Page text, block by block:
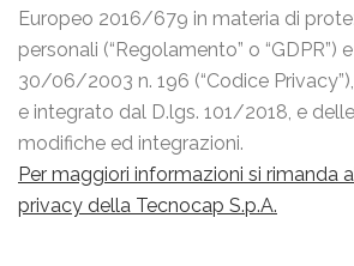
Europeo 2016/679 in materia di
personali (“Regolamento” o “GDPR”)
30/06/2003 n. 196 (“Codice
e integrato dal D.lgs. 101/2018, e
modifiche ed integrazioni.
Per maggiori informazioni si rimanda
privacy della Tecnocap S.p.A.